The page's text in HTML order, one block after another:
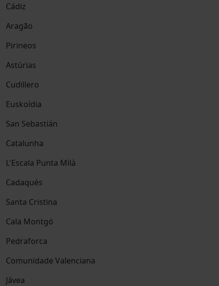
Cádiz
Aragão
Pirineos
Astúrias
Cudillero
Euskoídia
San Sebastián
Catalunha
L'Escala Punta Milà
Cadaqués
Santa Cristina
Cala Montgó
Pedraforca
Comunidade Valenciana
Jávea